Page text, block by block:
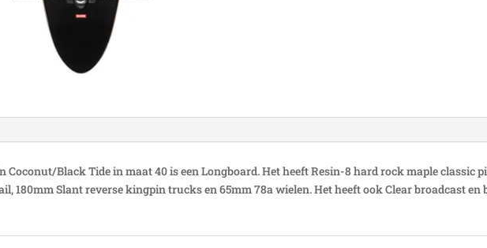
Coconut/Black Tide in maat 40 is een Longboard. Het heeft Resin-8 hard rock maple
180mm Slant reverse kingpin trucks en 65mm 78a wielen. Het heeft ook Clear broadcast en